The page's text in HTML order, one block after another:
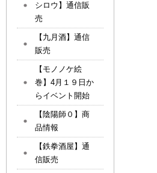
シロウ】通信販
売
【九月酒】通信
販売
【モノノケ絵
巻】4月１９日か
らイベント開始
【陰陽師０】商
品情報
【鉄拳酒屋】通
信販売